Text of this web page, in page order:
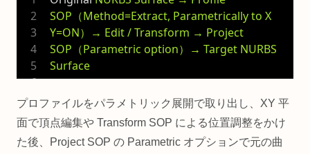
SOP（Method=Extract, Parametrically to X
Y=ON）→ Edit / Transform → Project
SOP（Parametric option）→ Target NURBS
Surface
プロファイルをパラメトリック展開で取り出し、XY 平
面で頂点編集や Transform SOP による位置調整をかけ
た後、Project SOP の Parametric オプションで元の曲